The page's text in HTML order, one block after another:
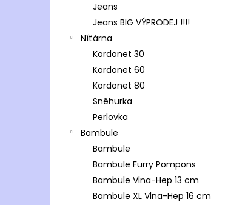
Jeans
Jeans BIG VÝPRODEJ !!!!
Níťárna
Kordonet 30
Kordonet 60
Kordonet 80
Sněhurka
Perlovka
Bambule
Bambule
Bambule Furry Pompons
Bambule Vlna-Hep 13 cm
Bambule XL Vlna-Hep 16 cm